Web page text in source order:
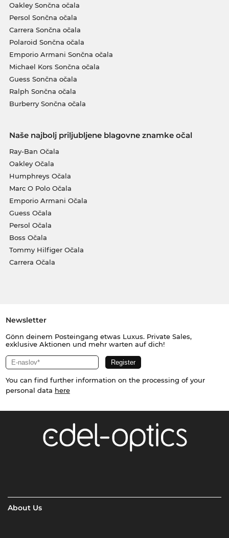
Oakley Sončna očala
Persol Sončna očala
Carrera Sončna očala
Polaroid Sončna očala
Emporio Armani Sončna očala
Michael Kors Sončna očala
Guess Sončna očala
Ralph Sončna očala
Burberry Sončna očala
Naše najbolj priljubljene blagovne znamke očal
Ray-Ban Očala
Oakley Očala
Humphreys Očala
Marc O Polo Očala
Emporio Armani Očala
Guess Očala
Persol Očala
Boss Očala
Tommy Hilfiger Očala
Carrera Očala
Newsletter
Gönn deinem Posteingang etwas Luxus. Private Sales,
exklusive Aktionen und mehr warten auf dich!
You can find further information on the processing of your
personal data here
About Us